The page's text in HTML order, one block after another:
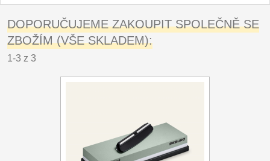
DOPORUČUJEME ZAKOUPIT SPOLEČNĚ SE
ZBOŽÍM (VŠE SKLADEM):
1-3 z 3